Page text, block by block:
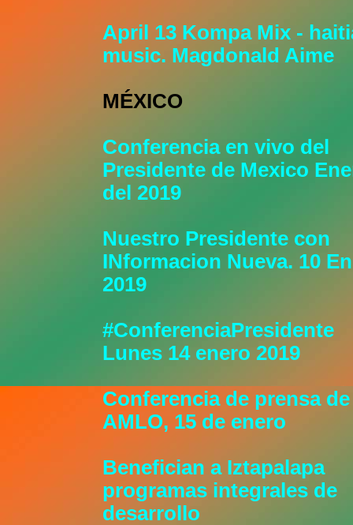
April 13 Kompa Mix -
music. Magdonald Aime
MÉXICO
Conferencia en vivo del
Presidente de Mexico
del 2019
Nuestro Presidente con
INformacion Nueva. 10
2019
#ConferenciaPresidente
Lunes 14 enero 2019
Conferencia de prensa de
AMLO, 15 de enero
Benefician a Iztapalapa
programas integrales de
desarrollo